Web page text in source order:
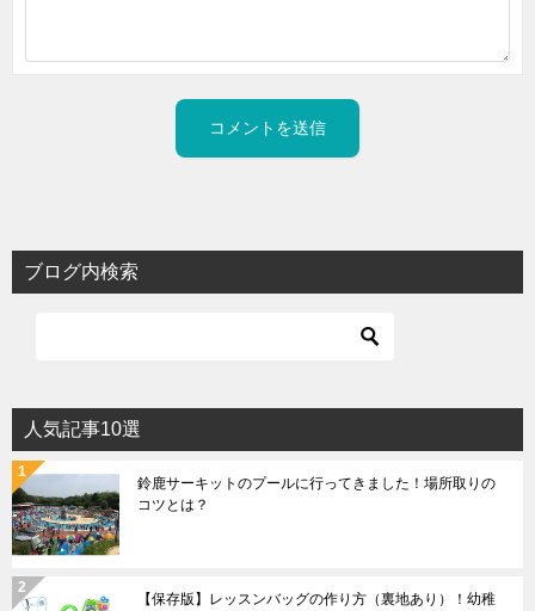
ブログ内検索
人気記事10選
鈴鹿サーキットのプールに行ってきました！場所取りの
コツとは？
【保存版】レッスンバッグの作り方（裏地あり）！幼稚